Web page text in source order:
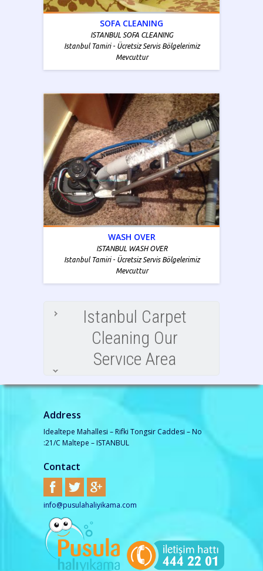
SOFA CLEANING
ISTANBUL SOFA CLEANING
Istanbul Tamiri - Ücretsiz Servis Bölgelerimiz
Mevcuttur
WASH OVER
ISTANBUL WASH OVER
Istanbul Tamiri - Ücretsiz Servis Bölgelerimiz
Mevcuttur
Istanbul Carpet
Cleaning Our
Servıce Area
Address
Idealtepe Mahallesi – Rifki Tongsir Caddesi – No
:21/C Maltepe – ISTANBUL
Contact
info@pusulahaliyikama.com